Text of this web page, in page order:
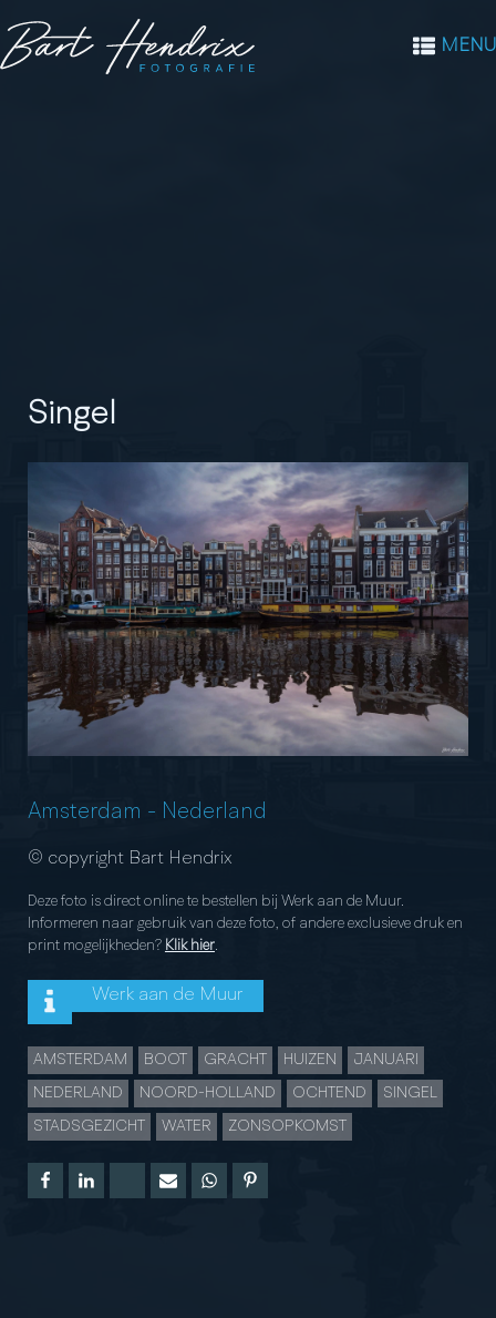
MENU
Singel
Amsterdam - Nederland
© copyright Bart Hendrix
Deze foto is direct online te bestellen bij Werk aan de Muur.
Informeren naar gebruik van deze foto, of andere exclusieve druk en
print mogelijkheden? Klik hier.
Werk aan de Muur
AMSTERDAM BOOT GRACHT HUIZEN JANUARI
NEDERLAND NOORD-HOLLAND OCHTEND SINGEL
STADSGEZICHT WATER ZONSOPKOMST